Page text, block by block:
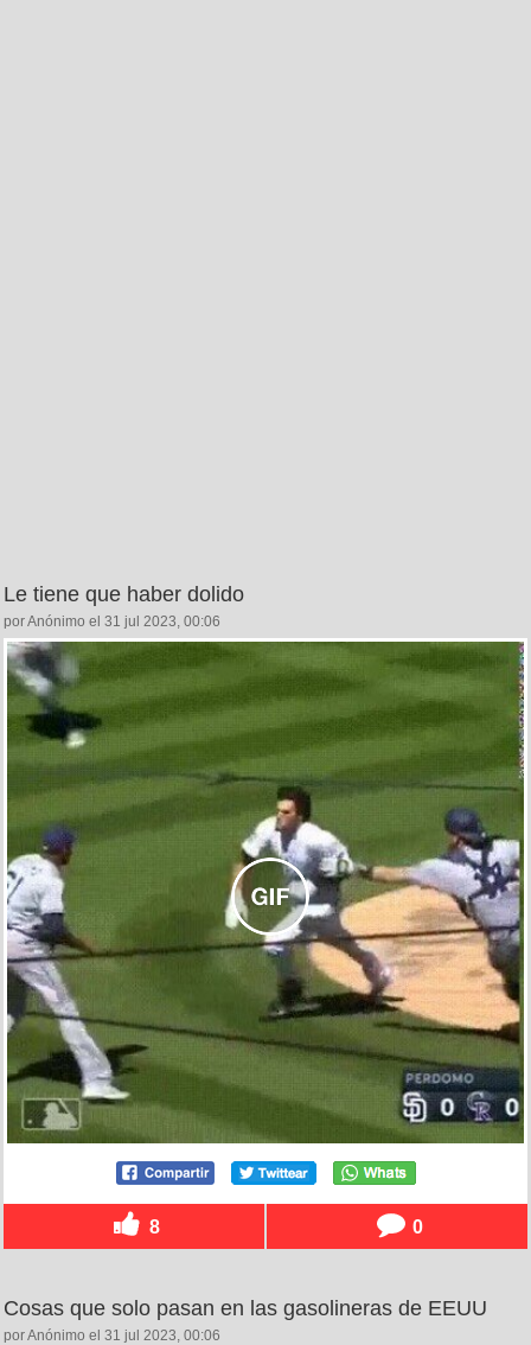
Le tiene que haber dolido
por Anónimo el 31 jul 2023, 00:06
8 0
Cosas que solo pasan en las gasolineras de EEUU
por Anónimo el 31 jul 2023, 00:06